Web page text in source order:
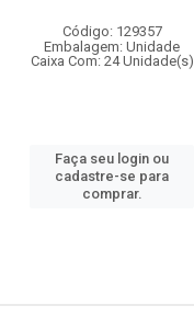
Código: 129357
Embalagem: Unidade
Caixa Com: 24 Unidade(s)
Faça seu login ou
cadastre-se para
comprar.